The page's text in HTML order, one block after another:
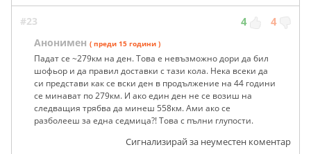
#23 4 4
Анонимен ( преди 15 години )
Падат се ~279км на ден. Това е невъзможно дори да бил
шофьор и да правил доставки с тази кола. Нека всеки да
си представи как се вски ден в продължение на 44 години
се минават по 279км. И ако един ден не се возиш на
следващия трябва да минеш 558км. Ами ако се
разболееш за една седмица?! Това с пълни глупости.
Сигнализирай за неуместен коментар